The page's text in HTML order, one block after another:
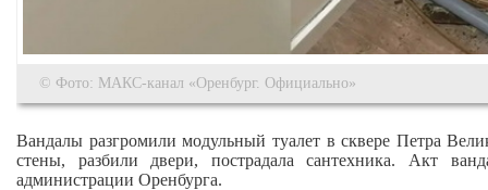
© Фото: МАКС-канал «Оренбург. Официально»
Вандалы разгромили модульный туалет в сквере Петра
стены, разбили двери, пострадала сантехника. Акт
администрации Оренбурга.